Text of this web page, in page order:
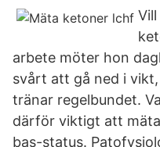
arbete möter hon
svårt att gå ned i
tränar regelbundet.
därför viktigt att
bas-status.